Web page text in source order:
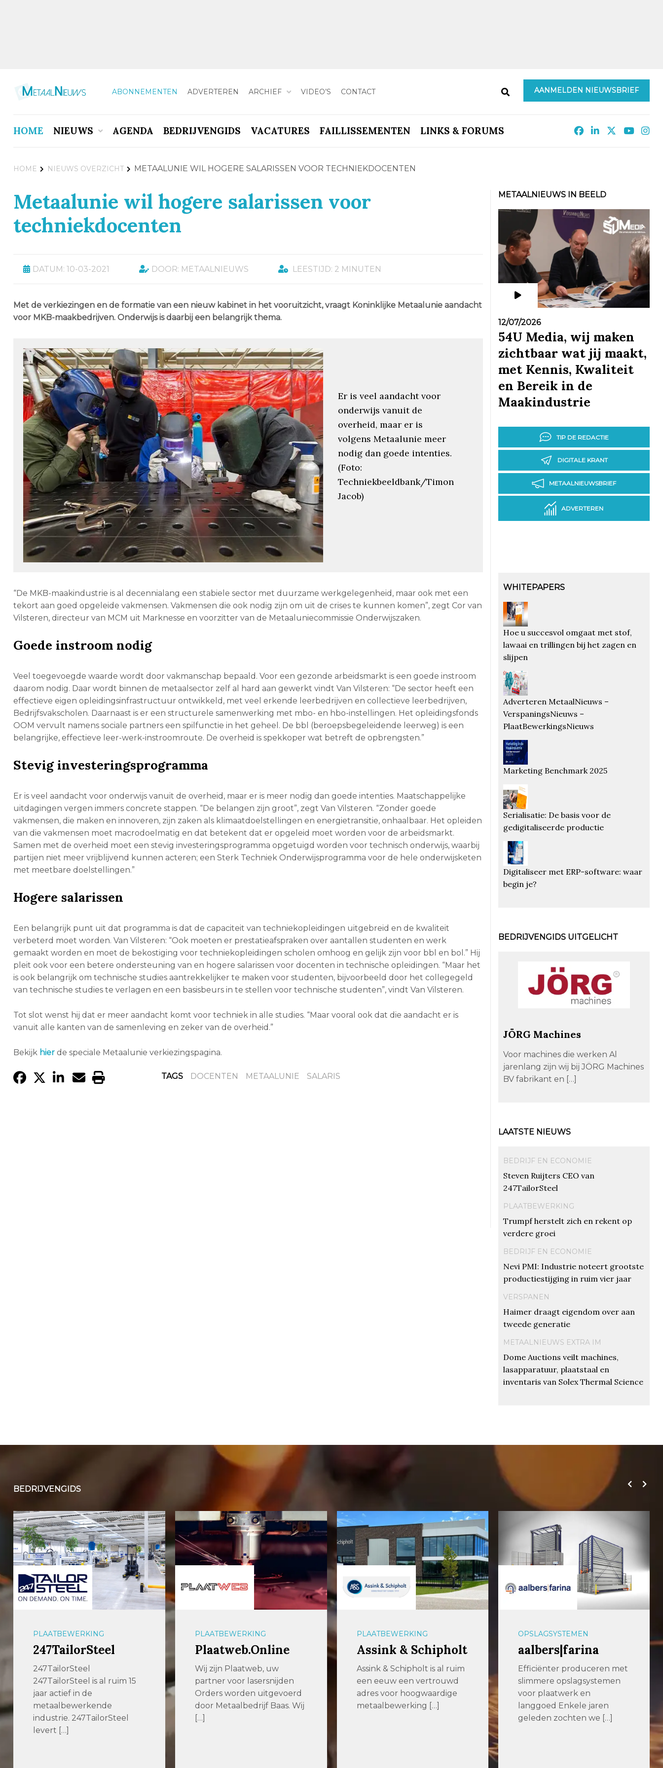
ABONNEMENTEN ADVERTEREN ARCHIEF VIDEO’S CONTACT AANMELDEN NIEUWSBRIEF
HOME NIEUWS AGENDA BEDRIJVENGIDS VACATURES FAILLISSEMENTEN LINKS & FORUMS
HOME NIEUWS OVERZICHT METAALUNIE WIL HOGERE SALARISSEN VOOR TECHNIEKDOCENTEN
Metaalunie wil hogere salarissen voor
techniekdocenten
DATUM: 10-03-2021 DOOR: METAALNIEUWS LEESTIJD: 2 MINUTEN
Met de verkiezingen en de formatie van een nieuw kabinet in het vooruitzicht, vraagt Koninklijke Metaalunie aandacht
voor MKB-maakbedrijven. Onderwijs is daarbij een belangrijk thema.
Er is veel aandacht voor
onderwijs vanuit de
overheid, maar er is
volgens Metaalunie meer
nodig dan goede intenties.
(Foto:
Techniekbeeldbank/Timon
Jacob)
“De MKB-maakindustrie is al decennialang een stabiele sector met duurzame werkgelegenheid, maar ook met een
tekort aan goed opgeleide vakmensen. Vakmensen die ook nodig zijn om uit de crises te kunnen komen”, zegt Cor van
Vilsteren, directeur van MCM uit Marknesse en voorzitter van de Metaaluniecommissie Onderwijszaken.
Goede instroom nodig
Veel toegevoegde waarde wordt door vakmanschap bepaald. Voor een gezonde arbeidsmarkt is een goede instroom
daarom nodig. Daar wordt binnen de metaalsector zelf al hard aan gewerkt vindt Van Vilsteren: “De sector heeft een
effectieve eigen opleidingsinfrastructuur ontwikkeld, met veel erkende leerbedrijven en collectieve leerbedrijven,
Bedrijfsvakscholen. Daarnaast is er een structurele samenwerking met mbo- en hbo-instellingen. Het opleidingsfonds
OOM vervult namens sociale partners een spilfunctie in het geheel. De bbl (beroepsbegeleidende leerweg) is een
belangrijke, effectieve leer-werk-instroomroute. De overheid is spekkoper wat betreft de opbrengsten.”
Stevig investeringsprogramma
Er is veel aandacht voor onderwijs vanuit de overheid, maar er is meer nodig dan goede intenties. Maatschappelijke
uitdagingen vergen immers concrete stappen. “De belangen zijn groot”, zegt Van Vilsteren. “Zonder goede
vakmensen, die maken en innoveren, zijn zaken als klimaatdoelstellingen en energietransitie, onhaalbaar. Het opleiden
van die vakmensen moet macrodoelmatig en dat betekent dat er opgeleid moet worden voor de arbeidsmarkt.
Samen met de overheid moet een stevig investeringsprogramma opgetuigd worden voor technisch onderwijs, waarbij
partijen niet meer vrijblijvend kunnen acteren; een Sterk Techniek Onderwijsprogramma voor de hele onderwijsketen
met meetbare doelstellingen.”
Hogere salarissen
Een belangrijk punt uit dat programma is dat de capaciteit van techniekopleidingen uitgebreid en de kwaliteit
verbeterd moet worden. Van Vilsteren: “Ook moeten er prestatieafspraken over aantallen studenten en werk
gemaakt worden en moet de bekostiging voor techniekopleidingen scholen omhoog en gelijk zijn voor bbl en bol.” Hij
pleit ook voor een betere ondersteuning van en hogere salarissen voor docenten in technische opleidingen. “Maar het
is ook belangrijk om technische studies aantrekkelijker te maken voor studenten, bijvoorbeeld door het collegegeld
van technische studies te verlagen en een basisbeurs in te stellen voor technische studenten”, vindt Van Vilsteren.
Tot slot wenst hij dat er meer aandacht komt voor techniek in alle studies. “Maar vooral ook dat die aandacht er is
vanuit alle kanten van de samenleving en zeker van de overheid.”
Bekijk hier de speciale Metaalunie verkiezingspagina.
TAGS DOCENTEN METAALUNIE SALARIS
METAALNIEUWS IN BEELD
12/07/2026
54U Media, wij maken
zichtbaar wat jij maakt,
met Kennis, Kwaliteit
en Bereik in de
Maakindustrie
TIP DE REDACTIE
DIGITALE KRANT
METAALNIEUWSBRIEF
ADVERTEREN
WHITEPAPERS
Hoe u succesvol omgaat met stof,
lawaai en trillingen bij het zagen en
slijpen
Adverteren MetaalNieuws –
VerspaningsNieuws –
PlaatBewerkingsNieuws
Marketing Benchmark 2025
Serialisatie: De basis voor de
gedigitaliseerde productie
Digitaliseer met ERP-software: waar
begin je?
BEDRIJVENGIDS UITGELICHT
JÖRG Machines
Voor machines die werken Al
jarenlang zijn wij bij JÖRG Machines
BV fabrikant en […]
LAATSTE NIEUWS
BEDRIJF EN ECONOMIE
Steven Ruijters CEO van
247TailorSteel
PLAATBEWERKING
Trumpf herstelt zich en rekent op
verdere groei
BEDRIJF EN ECONOMIE
Nevi PMI: Industrie noteert grootste
productiestijging in ruim vier jaar
VERSPANEN
Haimer draagt eigendom over aan
tweede generatie
METAALNIEUWS EXTRA IM
Dome Auctions veilt machines,
lasapparatuur, plaatstaal en
inventaris van Solex Thermal Science
BEDRIJVENGIDS
PLAATBEWERKING
247TailorSteel
247TailorSteel
247TailorSteel is al ruim 15
jaar actief in de
metaalbewerkende
industrie. 247TailorSteel
levert […]
PLAATBEWERKING
Plaatweb.Online
Wij zijn Plaatweb, uw
partner voor lasersnijden
Orders worden uitgevoerd
door Metaalbedrijf Baas. Wij
[…]
PLAATBEWERKING
Assink & Schipholt
Assink & Schipholt is al ruim
een eeuw een vertrouwd
adres voor hoogwaardige
metaalbewerking […]
OPSLAGSYSTEMEN
aalbers|farina
Efficiënter produceren met
slimmere opslagsystemen
voor plaatwerk en
langgoed Enkele jaren
geleden zochten we […]